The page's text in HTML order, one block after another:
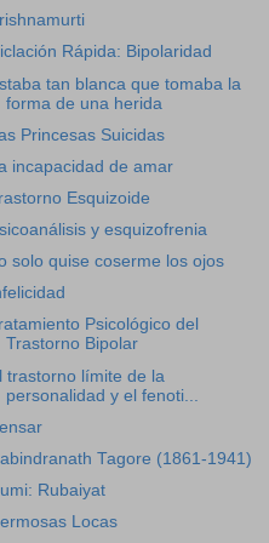
Rápida: Bipolaridad
tan blanca que tomaba la
forma de una herida
Princesas Suicidas
incapacidad de amar
Esquizoide
y esquizofrenia
solo quise coserme los ojos
Psicológico del
Trastorno Bipolar
trastorno límite de la
personalidad y el fenoti...
Tagore (1861-1941)
Rubaiyat
Locas